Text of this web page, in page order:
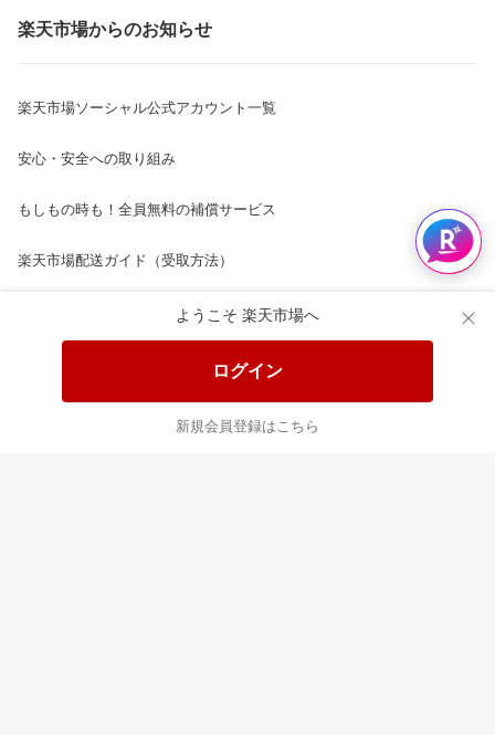
ようこそ 楽天市場へ
ログイン
新規会員登録はこちら
楽天市場からのお知らせ
楽天市場ソーシャル公式アカウント一覧
安心・安全への取り組み
もしもの時も！全員無料の補償サービス
楽天市場配送ガイド（受取方法）
楽天にお店を開きませんか？
楽天ショッピングサービスご利用規約